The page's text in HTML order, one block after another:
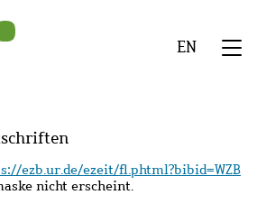
EN
ezb.ur.de/ezeit/fl.phtml?bibid=WZB
nicht erscheint.